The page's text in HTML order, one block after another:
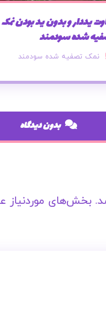
یددار و بدون ید بودن نمک
شده سودمند
نمک تصفیه شده سودمند
بدون دیدگاه
بخش‌های موردنیاز